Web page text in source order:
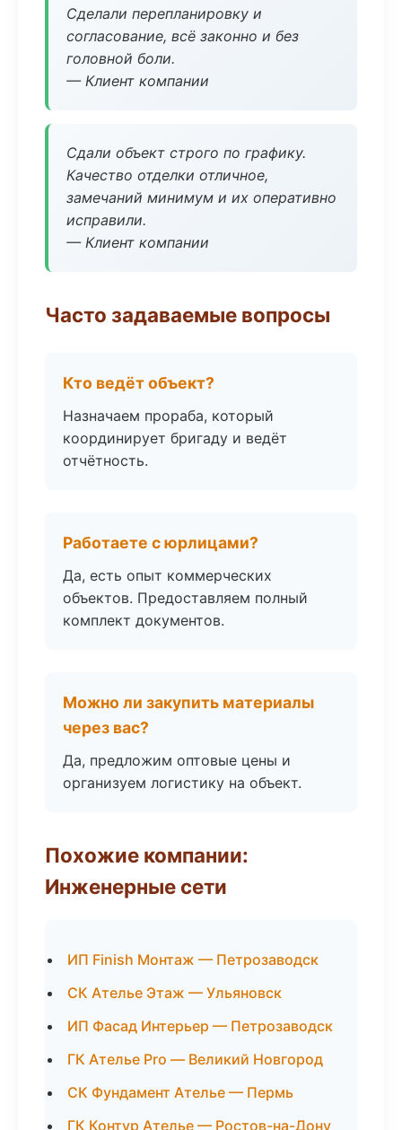
Сделали перепланировку и
согласование, всё законно и без
головной боли.
— Клиент компании
Сдали объект строго по графику.
Качество отделки отличное,
замечаний минимум и их оперативно
исправили.
— Клиент компании
Часто задаваемые вопросы
Кто ведёт объект?
Назначаем прораба, который
координирует бригаду и ведёт
отчётность.
Работаете с юрлицами?
Да, есть опыт коммерческих
объектов. Предоставляем полный
комплект документов.
Можно ли закупить материалы
через вас?
Да, предложим оптовые цены и
организуем логистику на объект.
Похожие компании:
Инженерные сети
ИП Finish Монтаж — Петрозаводск
СК Ателье Этаж — Ульяновск
ИП Фасад Интерьер — Петрозаводск
ГК Ателье Pro — Великий Новгород
СК Фундамент Ателье — Пермь
ГК Контур Ателье — Ростов-на-Дону